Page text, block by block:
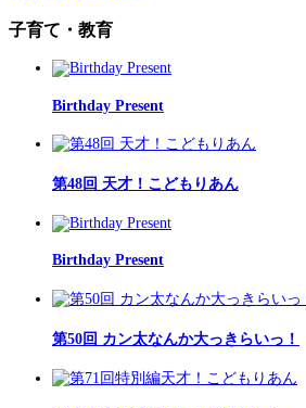
子育て・教育
Birthday Present
第48回 天才！こどもりあん
Birthday Present
第50回 カン太なんか大っきらいっ！